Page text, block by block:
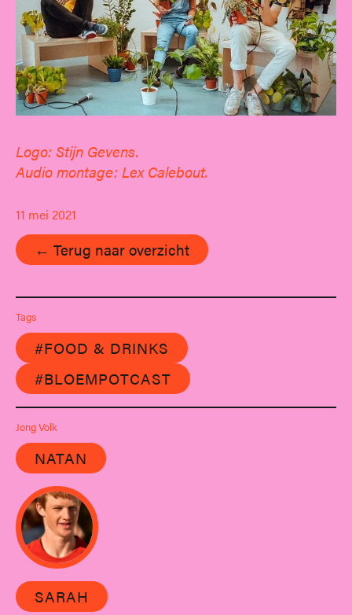
Logo: Stijn Gevens.
Audio montage: Lex Calebout.
11 mei 2021
← Terug naar overzicht
Tags
#FOOD & DRINKS
#BLOEMPOTCAST
Jong Volk
NATAN
SARAH